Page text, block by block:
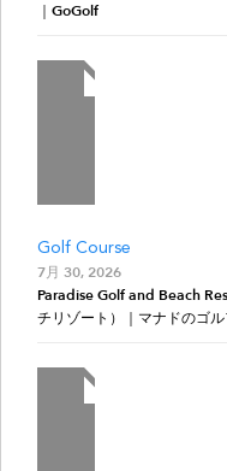
｜GoGolf
Golf Course
7月 30, 2026
Paradise Golf and Beach
チリゾート）｜マナドのゴ